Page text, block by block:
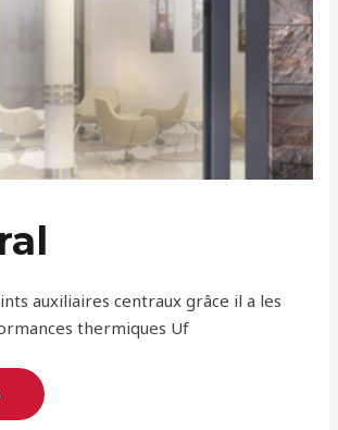
auxiliaires centraux grâce il a les
thermiques Uf